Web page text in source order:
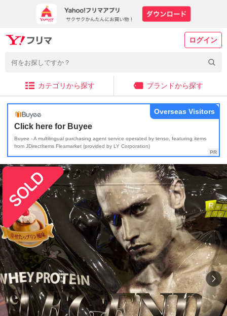
ログイン
カテゴリから探す ブランドから探す
Click here for Buyee
Buyee - A multilingual purchasing agent service operated by tenso, featuring items
from JDirectItems Fleamarket (provided by LY Corporation)
Overseas Visitors